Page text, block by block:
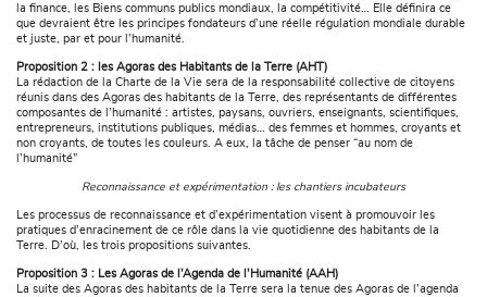
la finance, les Biens communs publics mondiaux, la compétitivité… Elle définira ce
que devraient être les principes fondateurs d’une réelle régulation mondiale durable
et juste, par et pour l’humanité.
Proposition 2 : les Agoras des Habitants de la Terre (AHT)
La rédaction de la Charte de la Vie sera de la responsabilité collective de citoyens
réunis dans des Agoras des habitants de la Terre, des représentants de différentes
composantes de l’humanité : artistes, paysans, ouvriers, enseignants, scientifiques,
entrepreneurs, institutions publiques, médias… des femmes et hommes, croyants et
non croyants, de toutes les couleurs. A eux, la tâche de penser “au nom de
l’humanité”
Reconnaissance et expérimentation : les chantiers incubateurs
Les processus de reconnaissance et d’expérimentation visent à promouvoir les
pratiques d’enracinement de ce rôle dans la vie quotidienne des habitants de la
Terre. D’où, les trois propositions suivantes.
Proposition 3 : Les Agoras de l’Agenda de l’Humanité (AAH)
La suite des Agoras des habitants de la Terre sera la tenue des Agoras de l’agenda